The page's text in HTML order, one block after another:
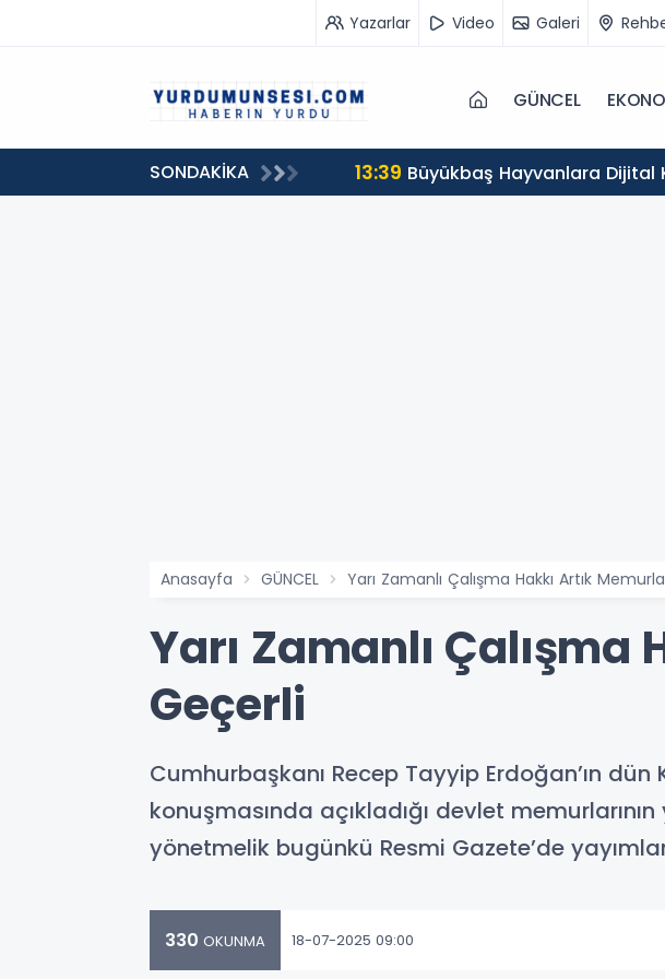
Yazarlar Video Galeri
GÜNCEL
SONDAKİKA
milyon 549 bin 594 TL. bağış 13:39 Büyükbaş Hayvanlara Dijital
Anasayfa GÜNCEL Yarı Zamanlı Çalışma Hakkı Artık
Yarı Zamanlı Çalışma
Geçerli
Cumhurbaşkanı Recep Tayyip Erdoğan’ın
konuşmasında açıkladığı devlet
yönetmelik bugünkü Resmi Gazete’de
330 OKUNMA 18-07-2025 09:00